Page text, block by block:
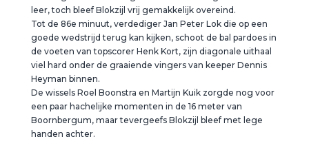
leer, toch bleef Blokzijl vrij gemakkelijk overeind.
Tot de 86e minuut, verdediger Jan Peter Lok die op een
goede wedstrijd terug kan kijken, schoot de bal pardoes in
de voeten van topscorer Henk Kort, zijn diagonale uithaal
viel hard onder de graaiende vingers van keeper Dennis
Heyman binnen.
De wissels Roel Boonstra en Martijn Kuik zorgde nog voor
een paar hachelijke momenten in de 16 meter van
Boornbergum, maar tevergeefs Blokzijl bleef met lege
handen achter.